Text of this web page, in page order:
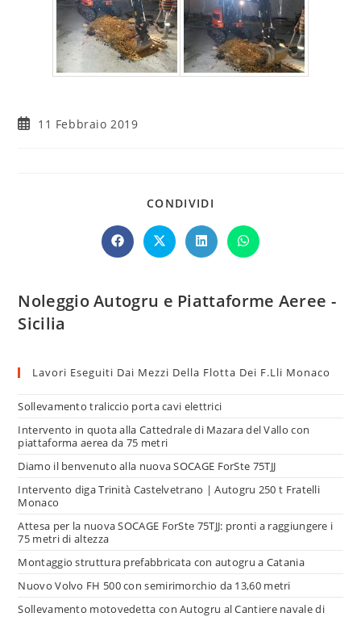
11 Febbraio 2019
CONDIVIDI
Noleggio Autogru e Piattaforme Aeree -
Sicilia
Lavori Eseguiti Dai Mezzi Della Flotta Dei F.lli Monaco
Sollevamento traliccio porta cavi elettrici
Intervento in quota alla Cattedrale di Mazara del Vallo con
piattaforma aerea da 75 metri
Diamo il benvenuto alla nuova SOCAGE ForSte 75TJJ
Intervento diga Trinità Castelvetrano | Autogru 250 t Fratelli
Monaco
Attesa per la nuova SOCAGE ForSte 75TJJ: pronti a raggiungere i
75 metri di altezza
Montaggio struttura prefabbricata con autogru a Catania
Nuovo Volvo FH 500 con semirimorchio da 13,60 metri
Sollevamento motovedetta con Autogru al Cantiere navale di